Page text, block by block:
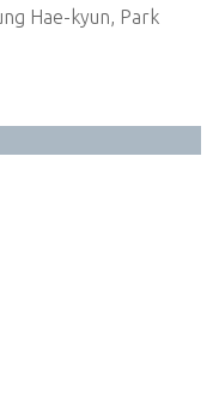
Hae-kyun, Park